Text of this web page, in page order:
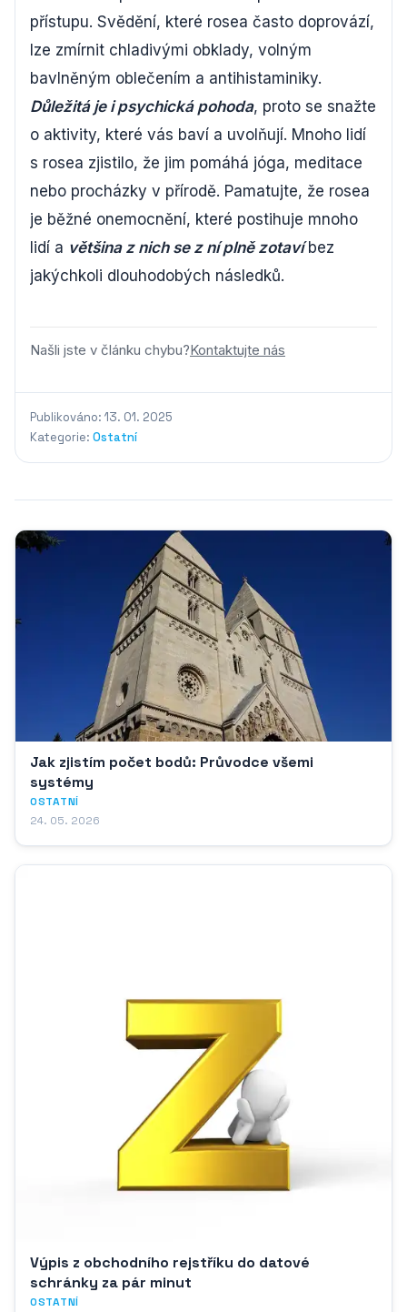
přístupu. Svědění, které rosea často doprovází,
lze zmírnit chladivými obklady, volným
bavlněným oblečením a antihistaminiky.
Důležitá je i psychická pohoda, proto se snažte
o aktivity, které vás baví a uvolňují. Mnoho lidí
s rosea zjistilo, že jim pomáhá jóga, meditace
nebo procházky v přírodě. Pamatujte, že rosea
je běžné onemocnění, které postihuje mnoho
lidí a většina z nich se z ní plně zotavíbez
jakýchkoli dlouhodobých následků.
Našli jste v článku chybu?Kontaktujte nás
Publikováno: 13. 01. 2025
Kategorie: Ostatní
Jak zjistím počet bodů: Průvodce všemi
systémy
OSTATNÍ
24. 05. 2026
Výpis z obchodního rejstříku do datové
schránky za pár minut
OSTATNÍ